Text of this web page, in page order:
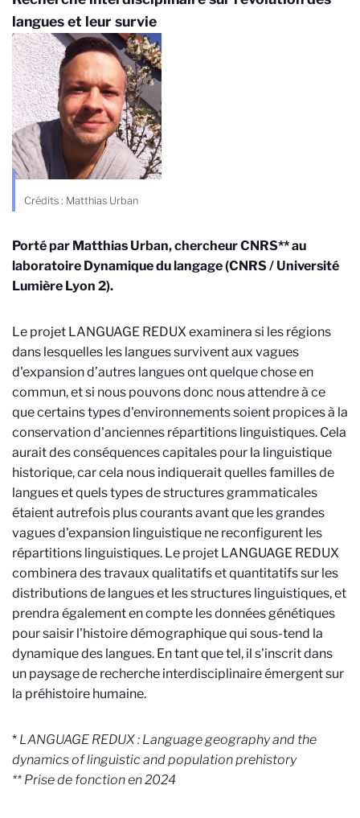
langues et leur survie
Crédits : Matthias Urban
Porté par Matthias Urban, chercheur CNRS** au
laboratoire Dynamique du langage (CNRS / Université
Lumière Lyon 2).
Le projet LANGUAGE REDUX examinera si les régions
dans lesquelles les langues survivent aux vagues
d'expansion d’autres langues ont quelque chose en
commun, et si nous pouvons donc nous attendre à ce
que certains types d'environnements soient propices à la
conservation d'anciennes répartitions linguistiques. Cela
aurait des conséquences capitales pour la linguistique
historique, car cela nous indiquerait quelles familles de
langues et quels types de structures grammaticales
étaient autrefois plus courants avant que les grandes
vagues d'expansion linguistique ne reconfigurent les
répartitions linguistiques. Le projet LANGUAGE REDUX
combinera des travaux qualitatifs et quantitatifs sur les
distributions de langues et les structures linguistiques, et
prendra également en compte les données génétiques
pour saisir l'histoire démographique qui sous-tend la
dynamique des langues. En tant que tel, il s'inscrit dans
un paysage de recherche interdisciplinaire émergent sur
la préhistoire humaine.
* LANGUAGE REDUX : Language geography and the
dynamics of linguistic and population prehistory
** Prise de fonction en 2024